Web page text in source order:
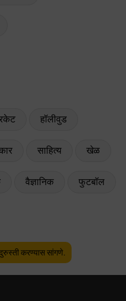
हॉलीवुड
साहित्य खेळ
वैज्ञानिक फुटबॉल
करण्यास सांगणे.